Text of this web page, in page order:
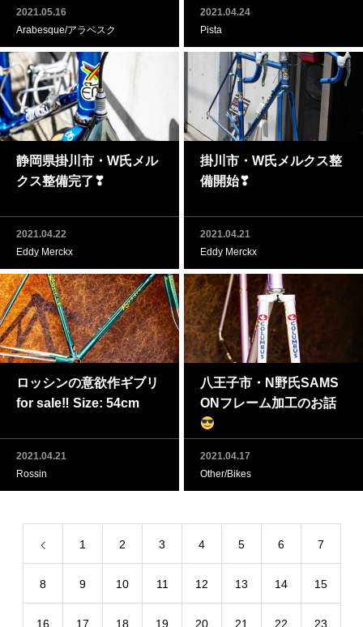
2021.05.16
Arabesque/アラベスク
2021.04.24
Pista
静岡県掛川市・W氏メル
クス整備完了❣
2021.04.22
Eddy Merckx
掛川市・W氏メルクス整
備開始❣
2021.04.21
Eddy Merckx
ロッシンの意欲作ギブリ
for sale‼ Size: 54cm
2021.04.21
Rossin
八王子市・N野氏SAMS
ONフレーム加工のお話
2021.04.17
Other/Bikes
1 2 3 4 5 6 7
8 9 10 11 12 13 14 15
16 17 18 19 20 21 22 23